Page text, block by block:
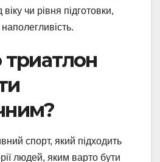
чи рівня підготовки,
спорт, який підходить
людей, яким варто бути